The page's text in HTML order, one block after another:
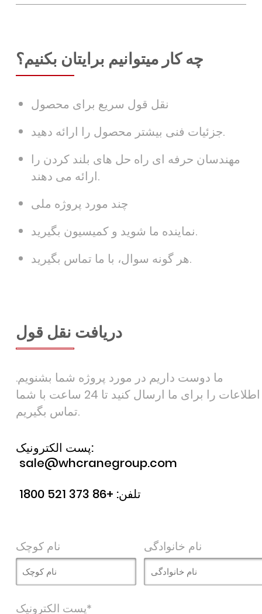
چه کار میتوانیم برایتان بکنیم؟
نقل قول سریع برای محصول
جزئیات فنی بیشتر محصول را ارائه دهید.
مهندسان حرفه ای راه حل های بلند کردن را
ارائه می دهند.
چند مورد پروژه ملی
نماینده ما شوید و کمیسیون بگیرید.
هر گونه سوال، با ما تماس بگیرید.
دریافت نقل قول
ما دوست داریم در مورد پروژه شما بشنویم.
اطلاعات را برای ما ارسال کنید تا 24 ساعت با شما
تماس بگیریم.
پست الکترونیک:
sale@whcranegroup.com
تلفن: +86 373 521 1800
نام کوچک نام خانوادگی
پست الکترونیک*